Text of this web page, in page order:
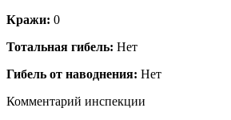
Кражи: 0
Тотальная гибель: Нет
Гибель от наводнения: Нет
Комментарий инспекции